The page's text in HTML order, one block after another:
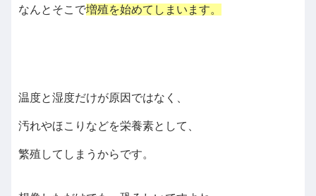
なんとそこで増殖を始めてしまいます。
温度と湿度だけが原因ではなく、
汚れやほこりなどを栄養素として、
繁殖してしまうからです。